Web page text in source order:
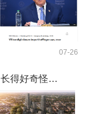
07-26
长得好奇怪…